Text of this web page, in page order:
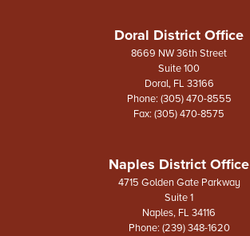
Doral District Office
8669 NW 36th Street
Suite 100
Doral, FL33166
Phone: (305) 470-8555
Fax: (305) 470-8575
Naples District Office
4715 Golden Gate Parkway
Suite 1
Naples, FL34116
Phone: (239) 348-1620